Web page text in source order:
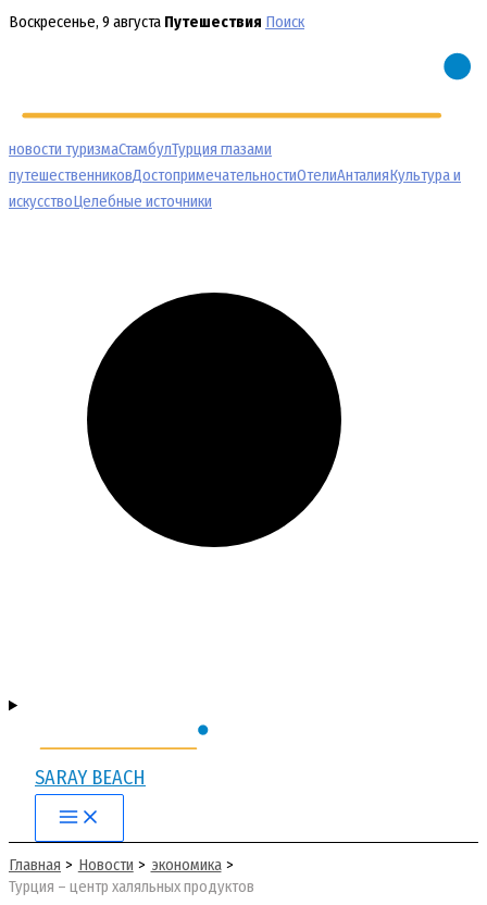
Перейти
Воскресенье, 9 августа Путешествия Поиск
новости туризмаСтамбулТурция глазами
путешественниковДостопримечательностиОтелиАнталияКультура и
искусствоЦелебные источники
SARAY BEACH
Main
Menu
Главная Новости
экономика
Турция – центр халяльных продуктов